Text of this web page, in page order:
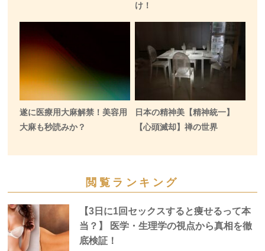
け！
遂に医療用大麻解禁！美容用
大麻も秒読みか？
日本の精神美【精神統一】
【心頭滅却】禅の世界
閲覧ランキング
【3日に1回セックスすると痩せるって本
当？】 医学・生理学の視点から真相を徹
底検証！